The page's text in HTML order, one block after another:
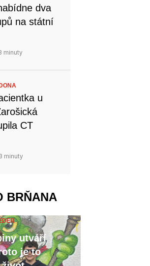
dva
na státní
minuty
u
CT
minuty
BRŇANA
utváří
je to